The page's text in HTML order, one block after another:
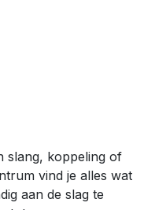
slang, koppeling of
vind je alles wat
aan de slag te